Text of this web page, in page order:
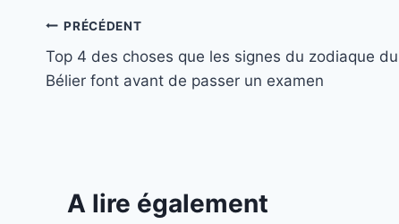
Navigation
de
PRÉCÉDENT
Top 4 des choses que les signes du zodiaque du
Bélier font avant de passer un examen
A lire également